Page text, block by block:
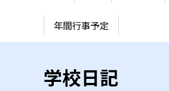
年間行事予定
学校日記